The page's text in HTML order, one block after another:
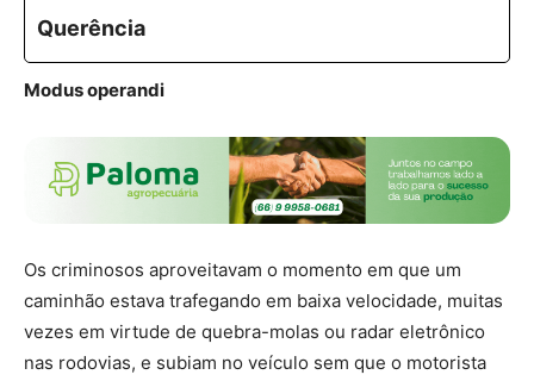
Querência
Modus operandi
Os criminosos aproveitavam o momento em que um
caminhão estava trafegando em baixa velocidade, muitas
vezes em virtude de quebra-molas ou radar eletrônico
nas rodovias, e subiam no veículo sem que o motorista